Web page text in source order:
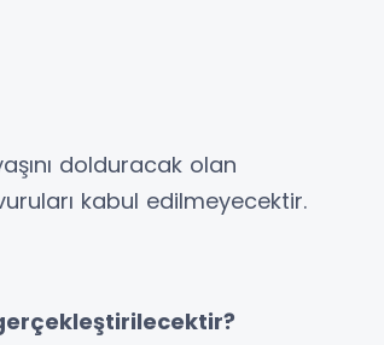
dolduracak olan
kabul edilmeyecektir.